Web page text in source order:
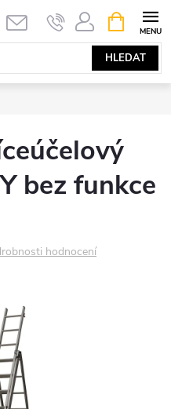
HLEDAT
NÁKUPNÍ
KOŠÍK
bez funkce
hodnocení